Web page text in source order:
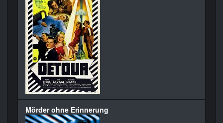
Mörder ohne Erinnerung